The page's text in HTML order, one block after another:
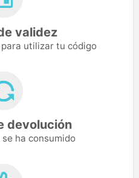
validez
utilizar tu código
devolución
ha consumido